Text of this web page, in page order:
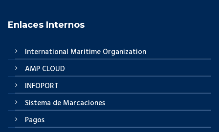
Enlaces Internos
International Maritime Organization
AMP CLOUD
INFOPORT
Sistema de Marcaciones
Pagos